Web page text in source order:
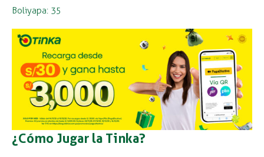
Boliyapa: 35
¿Cómo Jugar la Tinka?